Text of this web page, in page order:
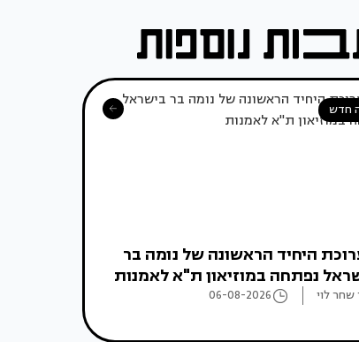
חדש
היחיד הראשונה של נומה בר
נפתחה במוזיאון ת"א לאמנות
שחר לוי 06-08-2026